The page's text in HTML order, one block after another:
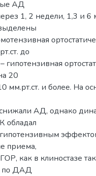
АД
1, 2 недели, 1,3 и 6
до
гипотензивная
20
мм.рт.ст. и более. На
АД, однако
обладал
приема,
как в клиностазе
по ДАД